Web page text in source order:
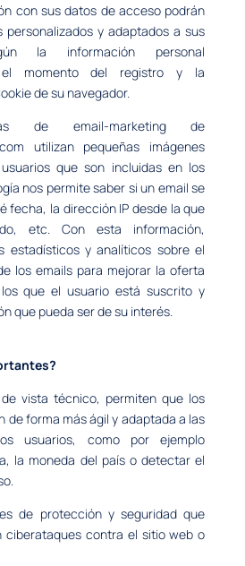
con sus datos de acceso podrán
personalizados y adaptados a sus
la información personal
el momento del registro y la
de su navegador.
de email-marketing de
utilizan pequeñas imágenes
que son incluidas en los
nos permite saber si un email se
fecha, la dirección IP desde la que
etc. Con esta información,
estadísticos y analíticos sobre el
los emails para mejorar la oferta
que el usuario está suscrito y
que pueda ser de su interés.
vista técnico, permiten que los
de forma más ágil y adaptada a las
usuarios, como por ejemplo
la moneda del país o detectar el
de protección y seguridad que
ciberataques contra el sitio web o